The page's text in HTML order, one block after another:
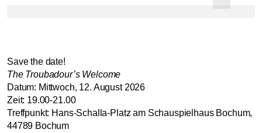
Save the date!
The Troubadour’s Welcome
Datum: Mittwoch, 12. August 2026
Zeit: 19.00-21.00
Treffpunkt: Hans-Schalla-Platz am Schauspielhaus Bochum,
44789 Bochum